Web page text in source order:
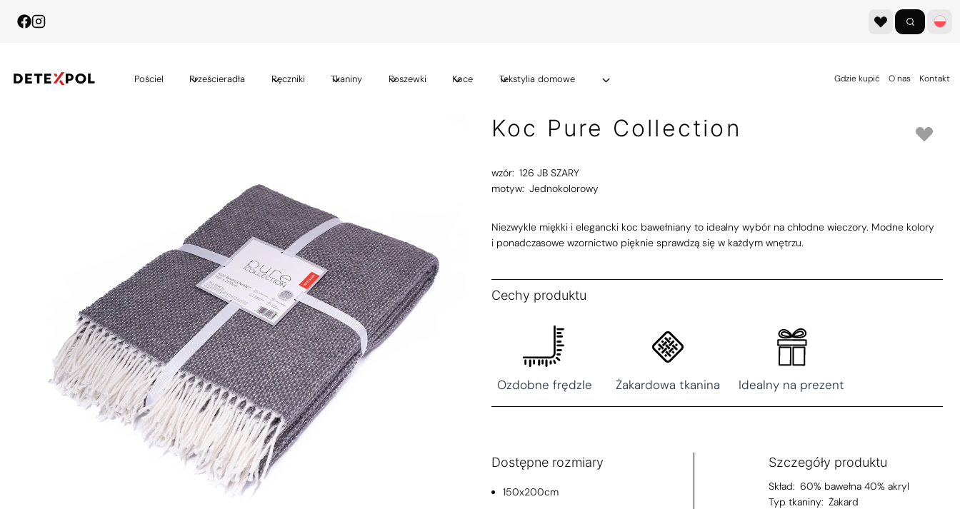
Pościel Prześcieradła Ręczniki Tkaniny Poszewki Koce Tekstylia domowe Gdzie kupić O nas Kontakt
Koc Pure Collection
wzór: 126 JB SZARY
motyw: Jednokolorowy
Niezwykle miękki i elegancki koc bawełniany to idealny wybór na chłodne wieczory. Modne kolory
i ponadczasowe wzornictwo pięknie sprawdzą się w każdym wnętrzu.
Cechy produktu
Ozdobne frędzle Żakardowa tkanina Idealny na prezent
Dostępne rozmiary
150x200cm
Szczegóły produktu
Skład: 60% bawełna 40% akryl
Typ tkaniny: Żakard